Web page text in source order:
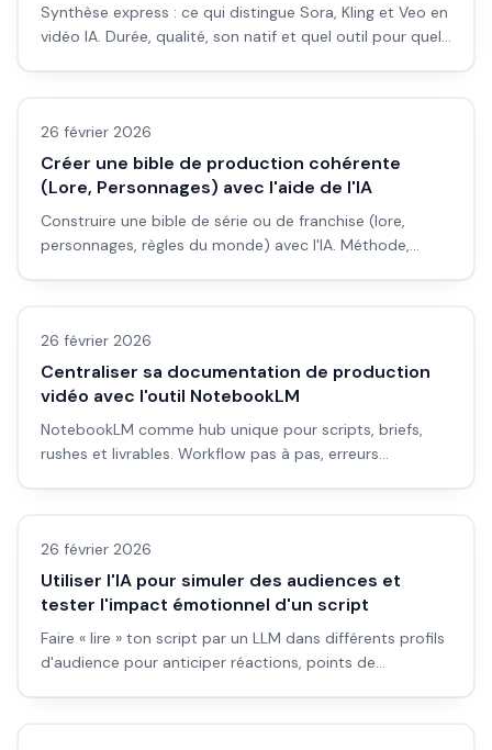
Synthèse express : ce qui distingue Sora, Kling et Veo en
vidéo IA. Durée, qualité, son natif et quel outil pour quel
Avis outils/services
26 février 2026
Créer une bible de production cohérente
(Lore, Personnages) avec l'aide de l'IA
Construire une bible de série ou de franchise (lore,
personnages, règles du monde) avec l'IA. Méthode,
Avis outils/services
26 février 2026
Centraliser sa documentation de production
vidéo avec l'outil NotebookLM
NotebookLM comme hub unique pour scripts, briefs,
rushes et livrables. Workflow pas à pas, erreurs
Avis outils/services
26 février 2026
Utiliser l'IA pour simuler des audiences et
tester l'impact émotionnel d'un script
Faire « lire » ton script par un LLM dans différents profils
d'audience pour anticiper réactions, points de
Avis outils/services